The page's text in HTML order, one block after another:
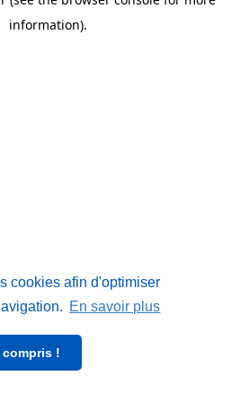
cookies afin d'optimiser
En savoir plus
compris !
information).